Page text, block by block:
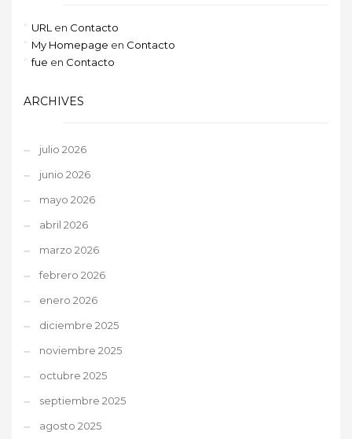
URL en Contacto
My Homepage en Contacto
fue en Contacto
ARCHIVES
julio 2026
junio 2026
mayo 2026
abril 2026
marzo 2026
febrero 2026
enero 2026
diciembre 2025
noviembre 2025
octubre 2025
septiembre 2025
agosto 2025